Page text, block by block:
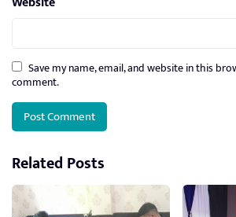
Save my name, email, and website in this
comment.
Related Posts